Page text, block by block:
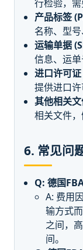
行检验，需
产品标签
名称、型号
运输单据
信息、运单
进口许可
提供进口许
其他相关
相关文件
6. 常见问
Q: 德国
A: 费用
输方式
之间，
间。